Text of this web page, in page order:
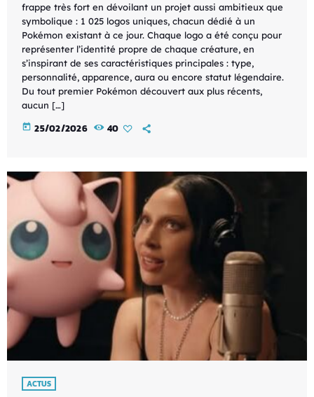
frappe très fort en dévoilant un projet aussi ambitieux que
symbolique : 1 025 logos uniques, chacun dédié à un
Pokémon existant à ce jour. Chaque logo a été conçu pour
représenter l’identité propre de chaque créature, en
s’inspirant de ses caractéristiques principales : type,
personnalité, apparence, aura ou encore statut légendaire.
Du tout premier Pokémon découvert aux plus récents,
aucun […]
today 25/02/2026 40
ACTUS